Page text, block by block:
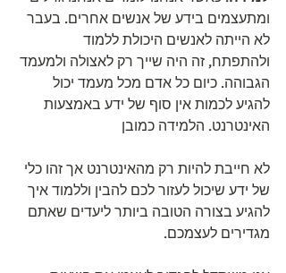
ומתעצמים בידע של אנשים אחרים. בעבר
לא הייתה לאנשים היכולת ללמוד
ולהתפתח, זה היה שייך רק לאצולה ולמעמד
הגבוהה. כיום כל אדם מכל מעמד יכול
להגיע לכמות אין סוף של ידע באמצעות
האינטרנט. הלמידה כמובן
לא חייבת להיות רק מהאינטרנט אך זהו כלי
של ידע שיכול לעזור לכם להבין וללמוד איך
להגיע בצורה הטובה ביותר ליעדים שאתם
מגדירים לעצמכם.